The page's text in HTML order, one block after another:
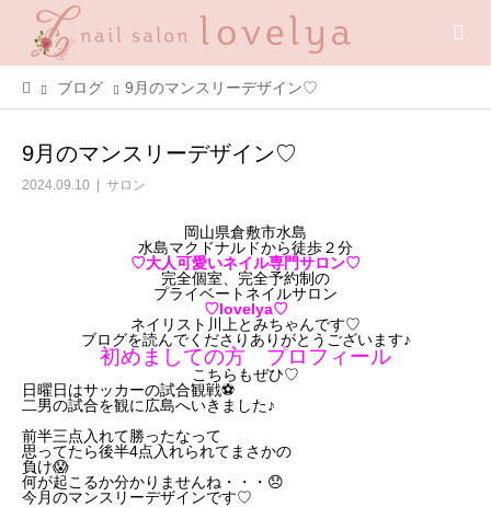
ブログ 9月のマンスリーデザイン♡
9月のマンスリーデザイン♡
2024.09.10 サロン
岡山県倉敷市水島
水島マクドナルドから徒歩２分
♡大人可愛いネイル専門サロン♡
完全個室、完全予約制の
プライベートネイルサロン
♡lovelya♡
ネイリスト川上とみちゃんです♡
ブログを読んでくださりありがとうございます♪
初めましての方 プロフィール
こちらもぜひ♡
日曜日はサッカーの試合観戦⚽
二男の試合を観に広島へいきました♪
前半三点入れて勝ったなって
思ってたら後半4点入れられてまさかの
負け😱
何が起こるか分かりませんね・・・😞
今月のマンスリーデザインです♡